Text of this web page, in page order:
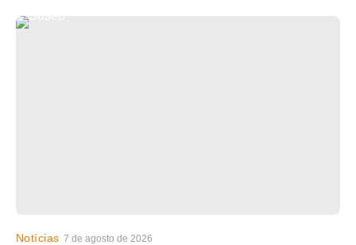
Notícias 7 de agosto de 2026